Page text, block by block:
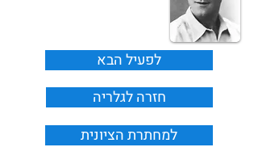
לפעיל הבא
חזרה לגלריה
למחתרת הציונית